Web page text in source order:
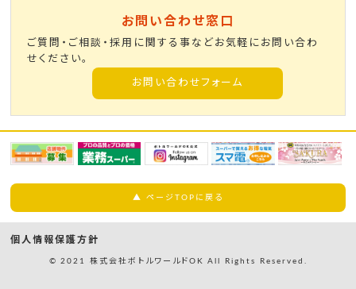
お問い合わせ窓口
ご質問・ご相談・採用に関する事などお気軽にお問い合わ
せください。
お問い合わせフォーム
▲ ページTOPに戻る
個人情報保護方針
© 2021 株式会社ボトルワールドOK All Rights Reserved.